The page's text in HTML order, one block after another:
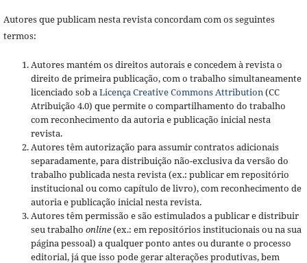
Autores que publicam nesta revista concordam com os seguintes
termos:
Autores mantém os direitos autorais e concedem à revista o
direito de primeira publicação, com o trabalho simultaneamente
licenciado sob aLicença Creative Commons Attribution(CC
Atribuição 4.0) que permite o compartilhamento do trabalho
com reconhecimento da autoria e publicação inicial nesta
revista.
Autores têm autorização para assumir contratos adicionais
separadamente, para distribuição não-exclusiva da versão do
trabalho publicada nesta revista (ex.: publicar em repositório
institucional ou como capítulo de livro), com reconhecimento de
autoria e publicação inicial nesta revista.
Autores têm permissão e são estimulados a publicar e distribuir
seu trabalho online(ex.: em repositórios institucionais ou na sua
página pessoal) a qualquer ponto antes ou durante o processo
editorial, já que isso pode gerar alterações produtivas, bem